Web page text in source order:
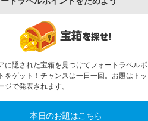
に隠された宝箱を見つけてフォートラベルポ
をゲット！チャンスは一日一回。お題はトッ
ジで発表されます。
本日のお題はこちら